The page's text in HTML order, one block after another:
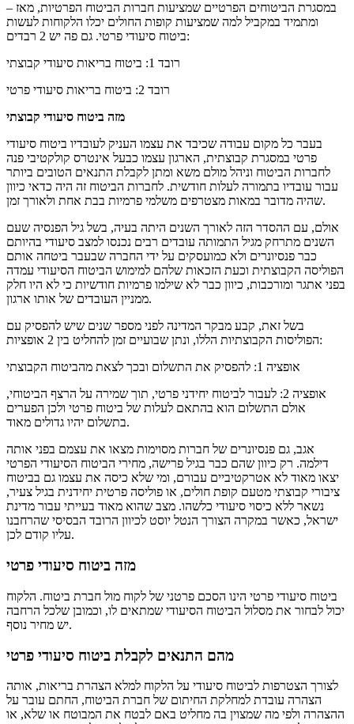
– במסגרת הביטוחים הפרטיים שמציעות חברות הביטוח הפרטיות, מאז
ומתמיד במקביל למה שמציעות קופות החולים יכלו הלקוחות לעשות
ביטוח סיעודי פרטי. גם פה יש 2 רבדים:
רובד 1: ביטוח בריאות סיעודי קבוצתי
רובד 2: ביטוח בריאות סיעודי פרטי
בעבר כל מקום עבודה שכיבד את עצמו העניק לעובדיו ביטוח סיעודי
פרטי במסגרת קבוצתית, הארגון עצמו כבעל אינטרס קולקטיבי פנה
לחברות הביטוח וניהל מולם משא ומתן לקבלת התנאים הטובים ביותר
עבור עובדיו בתמורה לעלות חודשית. לחברות הביטוח זה היה כדאי כיוון
שהיה מדובר במאות מצטרפים משלמי פרמיות בבת אחת ולאורך זמן.
אולם, עם ההסדר הזה לאורך השנים היתה בעיה, בשל גיל הפנסיה שעם
השנים מתרחק מגיל התמותה עובדים רבים נכנסו למצב סיעודי בהיותם
כבר פנסיונרים ולא כמועסקים על ידי החברה שבעבר ביטחה אותם
הפוליסה הקבוצתית וכעת הזכאות שלהם למימוש הביטוח הסיעודי עמדה
בפני אתגר ומורכבות, כיוון כבר לא שילמו פרמיות חודשיות כי לא היו חלק
ממניין העובדים של אותו ארגון.
בשל זאת, קבע מבקר המדינה לפני מספר שנים שיש להפסיק עם
הפוליסות הקבוצתיות הללו, ונתן שבועיים זמן להחליט בין 2 אופציות:
אופציה 1: להפסיק את התשלום ובכך לצאת מהביטוח הקבוצתי
אופציה 2: לעבור לביטוח יחידני פרטי, תוך שמירה על הרצף הביטוחי,
אולם התשלום הוא בהתאם לעלות של ביטוח פרטי ולכן הפערים
בתשלום יהיו גדולים מאוד.
אגב, גם פנסיונרים של חברות מסוימות מצאו את עצמם בפני אותה
דילמה. רק כיוון שהם כבר בגיל פרישה, מחירי הביטוח הסיעודי הפרטי
יצאו מאוד לא אטרקטיביים עבורם, ומי שלא כיסה את עצמו גם בביטוח
ציבורי קבוצתי מטעם קופת חולים, או פוליסה פרטית יחידנית בגיל צעיר,
נשאר ללא כיסוי סיעודי כלשהו. מצב שהוא מאוד בעייתי עבור מדינת
ישראל, כאשר במקרה הצורך הנטל יוסט לכיוון הרובד הבסיסי שהרחבנו
עליו קודם לכן.
מזה ביטוח סיעודי פרטי
ביטוח סיעודי פרטי הינו הסכם פרטני של לקוח מול חברת ביטוח. הלקוח
יכול לבחור את מסלול הביטוח הסיעודי שמתאים לו, וכמובן שלכל הרחבה
יש מחיר נוסף.
מהם התנאים לקבלת ביטוח סיעודי פרטי
לצורך הצטרפות לביטוח סיעודי על הלקוח למלא הצהרת בריאות, אותה
הצהרה עובדת למחלקת החיתום של חברת הביטוח, החתם עובר על
ההצהרה ולפי מה שמצוין בה מחליט באם לבטח את המבוטח או שלא, או